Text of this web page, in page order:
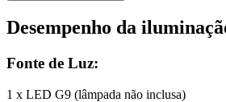
Desempenho da
Fonte de Luz:
1 x LED G9 (lâmpada não inclusa)